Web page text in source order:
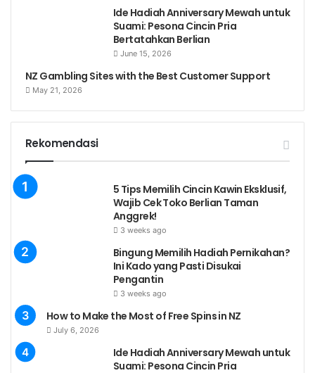
Ide Hadiah Anniversary Mewah untuk
Suami: Pesona Cincin Pria
Bertatahkan Berlian
June 15, 2026
NZ Gambling Sites with the Best Customer Support
May 21, 2026
Rekomendasi
5 Tips Memilih Cincin Kawin Eksklusif,
Wajib Cek Toko Berlian Taman
Anggrek!
3 weeks ago
Bingung Memilih Hadiah Pernikahan?
Ini Kado yang Pasti Disukai
Pengantin
3 weeks ago
How to Make the Most of Free Spins in NZ
July 6, 2026
Ide Hadiah Anniversary Mewah untuk
Suami: Pesona Cincin Pria